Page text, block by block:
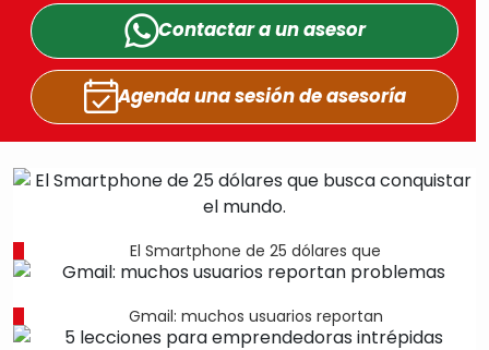
Contactar a unasesor
Agenda una sesiónde asesoría
El Smartphone de 25 dólares que
Gmail: muchos usuarios reportan